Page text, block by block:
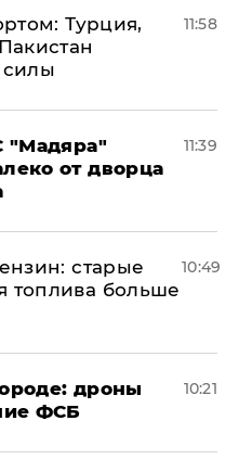
Турция,
силы
11:58
"Мадяра"
от дворца
11:39
старые
топлива больше
10:49
дроны
ФСБ
10:21